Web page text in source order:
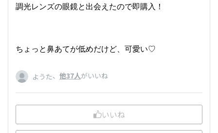
調光レンズの眼鏡と出会えたので即購入！
ちょっと鼻あてが低めだけど、可愛い♡
ようた、 他37人がいいね
いいね